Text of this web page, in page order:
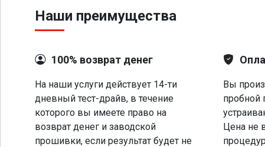
Наши преимущества
100% возврат денег
На наши услуги действует 14-ти
дневный тест-драйв, в течение
которого вы имеете право на
возврат денег и заводской
прошивки, если результат будет не
Вы
пробной
Цена не